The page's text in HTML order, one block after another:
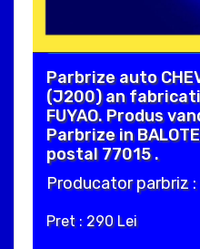
Parbrize auto
(J200) an
FUYAO. Produs
Parbrize in
postal 77015 .
Producator parbriz :
Pret : 290 Lei